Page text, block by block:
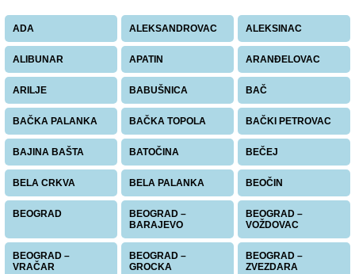
ADA ALEKSANDROVAC ALEKSINAC
ALIBUNAR APATIN ARANĐELOVAC
ARILJE BABUŠNICA BAČ
BAČKA PALANKA BAČKA TOPOLA BAČKI PETROVAC
BAJINA BAŠTA BATOČINA BEČEJ
BELA CRKVA BELA PALANKA BEOČIN
BEOGRAD
BEOGRAD –
BARAJEVO
BEOGRAD –
VOŽDOVAC
BEOGRAD –
VRAČAR
BEOGRAD –
GROCKA
BEOGRAD –
ZVEZDARA